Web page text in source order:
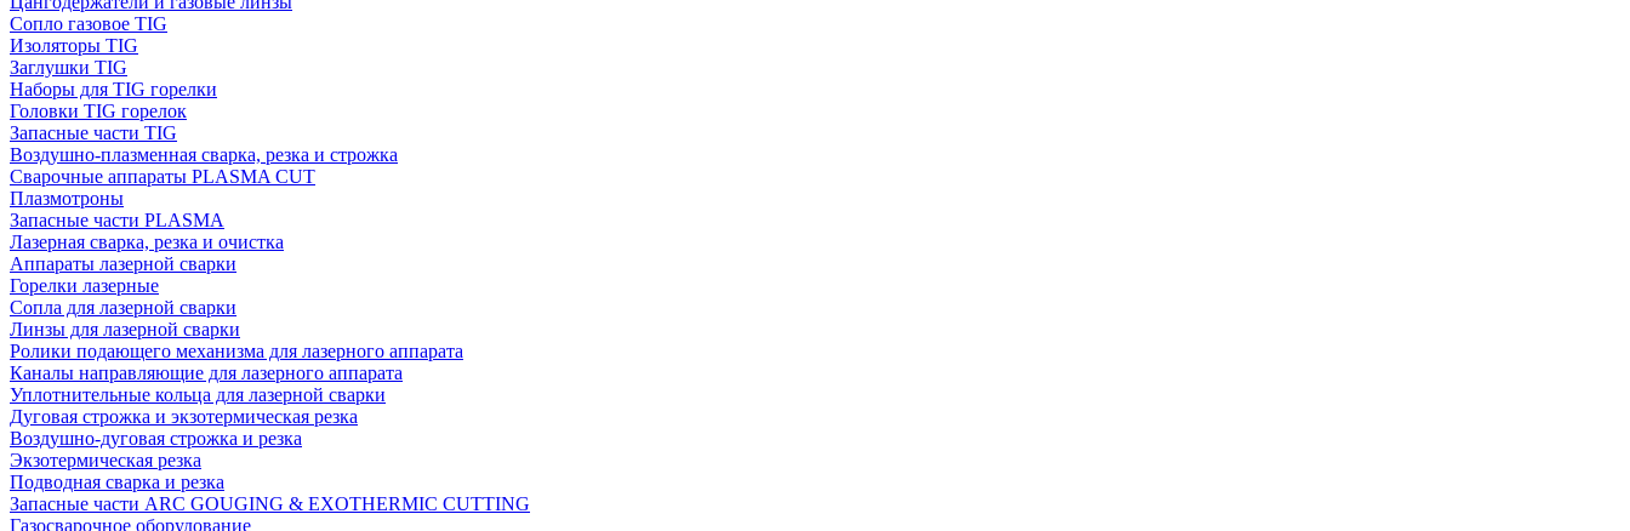
Сопло газовое TIG
Изоляторы TIG
Заглушки TIG
Наборы для TIG горелки
Головки TIG горелок
Запасные части TIG
Воздушно-плазменная сварка, резка и строжка
Сварочные аппараты PLASMA CUT
Плазмотроны
Запасные части PLASMA
Лазерная сварка, резка и очистка
Аппараты лазерной сварки
Горелки лазерные
Сопла для лазерной сварки
Линзы для лазерной сварки
Ролики подающего механизма для лазерного аппарата
Каналы направляющие для лазерного аппарата
Уплотнительные кольца для лазерной сварки
Дуговая строжка и экзотермическая резка
Воздушно-дуговая строжка и резка
Экзотермическая резка
Подводная сварка и резка
Запасные части ARC GOUGING & EXOTHERMIC CUTTING
Газосварочное оборудование